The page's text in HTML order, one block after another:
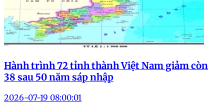
Hành trình 72 tỉnh thành Việt Nam giảm còn
38 sau 50 năm sáp nhập
2026-07-19 08:00:01